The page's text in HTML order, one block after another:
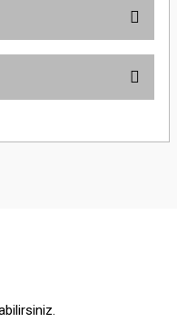
kullanarak tarafımıza